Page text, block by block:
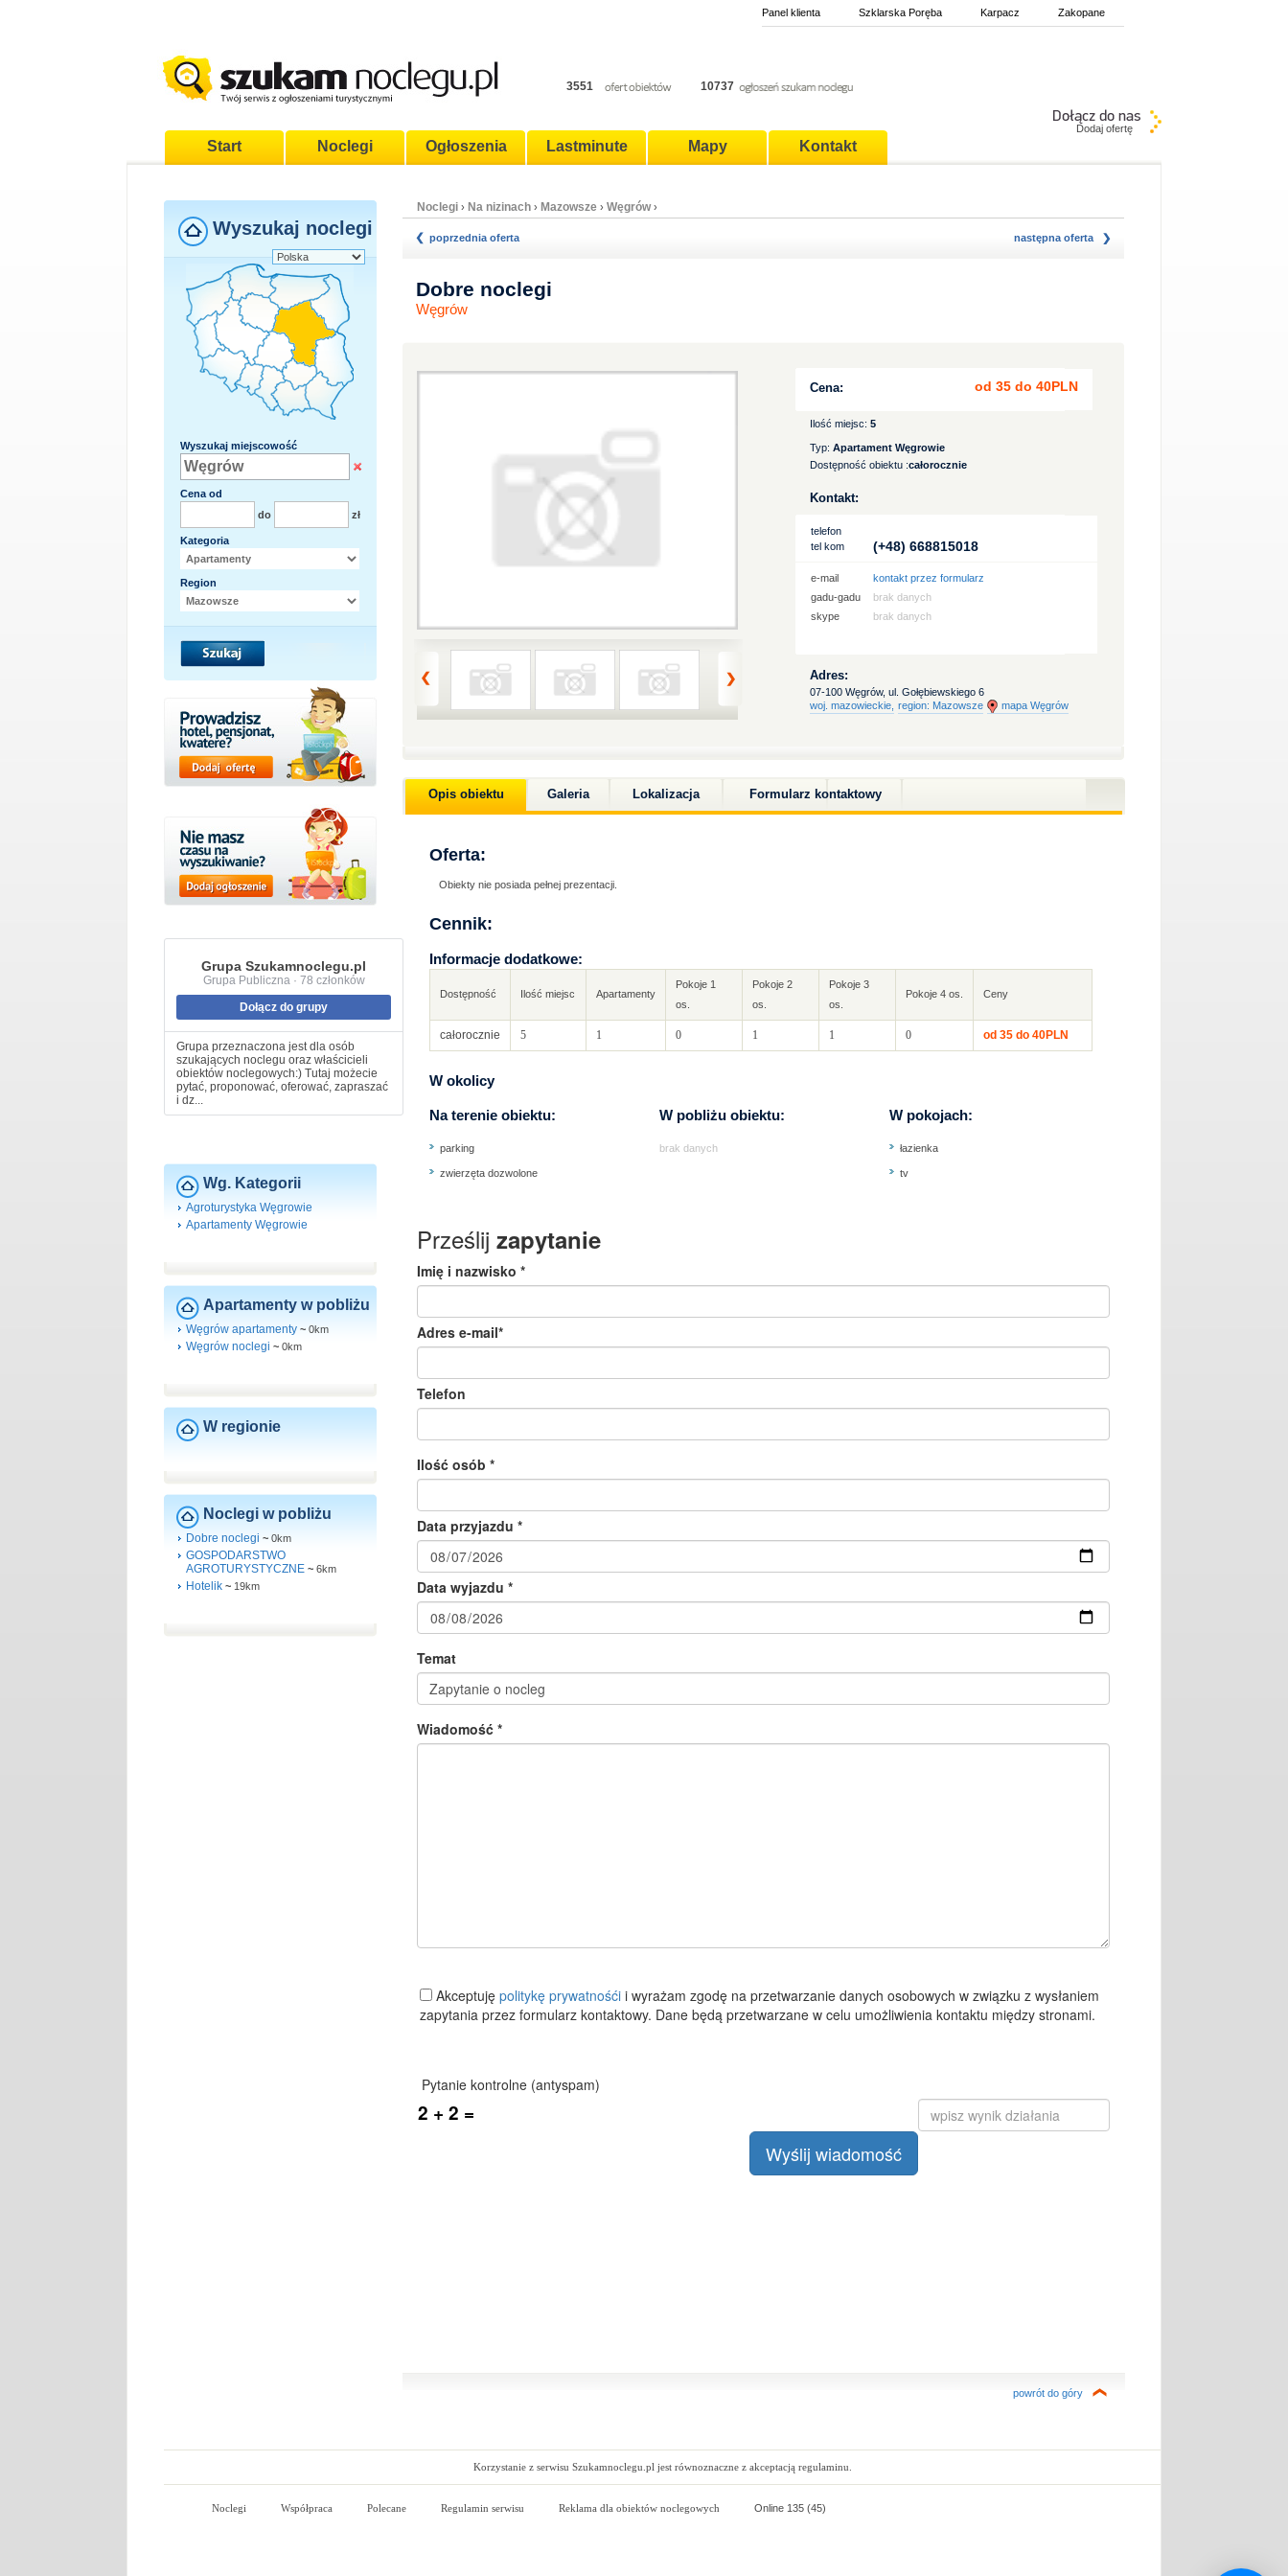
Panel klienta Szklarska Poręba Karpacz Zakopane
3551 10737
Start Noclegi Ogłoszenia Lastminute Mapy Kontakt
Dodaj ofertę
Wyszukaj noclegi
Wyszukaj miejscowość
Cena od
do
zł
Kategoria
Region
Grupa Szukamnoclegu.pl
Grupa Publiczna · 78 członków
Dołącz do grupy
Grupa przeznaczona jest dla osób
szukających noclegu oraz właścicieli
obiektów noclegowych:) Tutaj możecie
pytać, proponować, oferować, zapraszać
i dz...
Wg. Kategorii
Agroturystyka Węgrowie
Apartamenty Węgrowie
Apartamenty w pobliżu
Węgrów apartamenty ~ 0km
Węgrów noclegi ~ 0km
W regionie
Noclegi w pobliżu
Dobre noclegi ~ 0km
GOSPODARSTWO
AGROTURYSTYCZNE ~ 6km
Hotelik ~ 19km
Noclegi › Na nizinach › Mazowsze › Węgrów›
poprzednia oferta następna oferta
Dobre noclegi
Węgrów
Cena: od 35 do 40PLN
Ilość miejsc: 5
Typ: Apartament Węgrowie
Dostępność obiektu :całorocznie
Kontakt:
telefon
tel kom
(+48) 668815018
e-mail
kontakt przez formularz
gadu-gadu
brak danych
skype
brak danych
Adres:
07-100 Węgrów, ul. Gołębiewskiego 6
woj. mazowieckie, region: Mazowsze mapa Węgrów
Opis obiektu Galeria Lokalizacja Formularz kontaktowy
Oferta:
Obiekty nie posiada pełnej prezentacji.
Cennik:
Informacje dodatkowe:
Dostępność Ilość miejsc Apartamenty
Pokoje 1
os.
Pokoje 2
os.
Pokoje 3
os.
Pokoje 4 os. Ceny
całorocznie 5 1 0 1 1 0 od 35 do 40PLN
W okolicy
Na terenie obiektu:
parking
zwierzęta dozwolone
W pobliżu obiektu:
brak danych
W pokojach:
łazienka
tv
powrót do góry
Korzystanie z serwisu Szukamnoclegu.pl jest równoznaczne z akceptacją regulaminu.
Noclegi Współpraca Polecane Regulamin serwisu Reklama dla obiektów noclegowych Online 135 (45)